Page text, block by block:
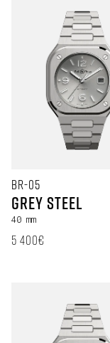
BR-05
Grey Steel
40 mm
定価
5 400€